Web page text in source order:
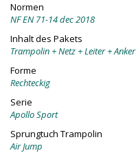
Normen
NF EN 71-14 dec 2018
Inhalt des Pakets
Trampolin + Netz + Leiter + Anker
Forme
Rechteckig
Serie
Apollo Sport
Sprungtuch Trampolin
Air Jump